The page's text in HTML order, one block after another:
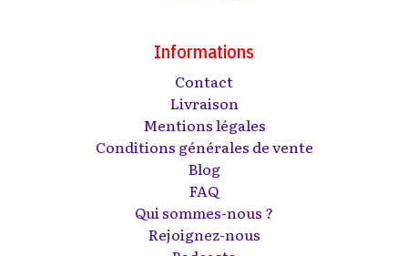
Informations
Contact
Livraison
Mentions légales
Conditions générales de vente
Blog
FAQ
Qui sommes-nous ?
Rejoignez-nous